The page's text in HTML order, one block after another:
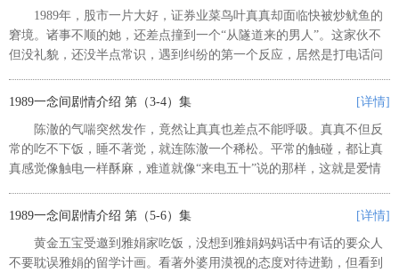
1989年，股市一片大好，证券业菜鸟叶真真却面临快被炒鱿鱼的
窘境。诸事不顺的她，还差点撞到一个“从隧道来的男人”。这家伙不
但没礼貌，还没半点常识，遇到纠纷的第一个反应，居然是打电话问
道打哪来的大骗子。...
1989一念间剧情介绍 第（3-4）集 [详情]
陈澈的气喘突然发作，竟然让真真也差点不能呼吸。真真不但反
常的吃不下饭，睡不著觉，就连陈澈一个稀松。平常的触碰，都让真
真感觉像触电一样酥麻，难道就像“来电五十”说的那样，这就是爱情
女孩常常傻呼呼地需要人...
1989一念间剧情介绍 第（5-6）集 [详情]
黄金五宝受邀到雅娟家吃饭，没想到雅娟妈妈话中有话的要众人
不要耽误雅娟的留学计画。看著外婆用漠视的态度对待进勤，但看到